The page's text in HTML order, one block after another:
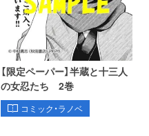
【限定ペーパー】半蔵と十三人
の女忍たち 2巻
コミック・ラノベ